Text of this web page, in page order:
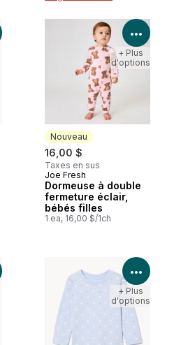
Voir les détails du produit
Nouveau
16,00 $
Taxes en sus
Nouveau
Joe Fresh
Dormeuse à double
fermeture éclair,
bébés filles
1 ea, 16,00 $/1ch
Voir
+ Plus
d'options
Voir les détails du produit Voir
+ Plus
d'options